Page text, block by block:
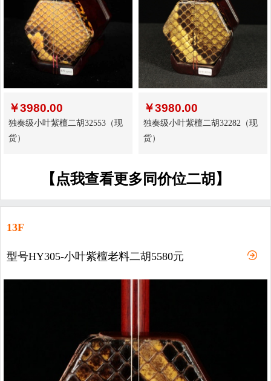
￥3980.00
独奏级小叶紫檀二胡32553（现
货）
￥3980.00
独奏级小叶紫檀二胡32282（现
货）
【点我查看更多同价位二胡】
13F
型号HY305-小叶紫檀老料二胡5580元